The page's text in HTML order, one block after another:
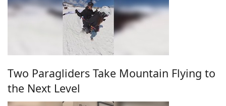
Two Paragliders Take Mountain Flying to
the Next Level